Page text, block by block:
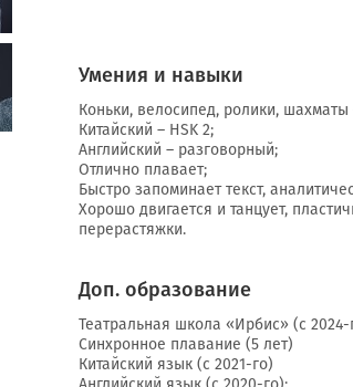
Умения и навыки
Коньки, велосипед, ролики, шахматы
Китайский – HSK 2;
Английский – разговорный;
Отлично плавает;
Быстро запоминает текст,
Хорошо двигается и танцует,
перерастяжки.
Доп. образование
Театральная школа «Ирбис» (с 2024-
Синхронное плавание (5 лет)
Китайский язык (с 2021-го)